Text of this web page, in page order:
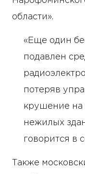
области».
«Еще один
подавлен
потеряв
крушение на
нежилых
говорится в
Также